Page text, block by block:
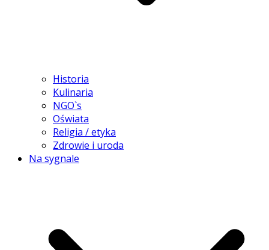
Historia
Kulinaria
NGO`s
Oświata
Religia / etyka
Zdrowie i uroda
Na sygnale